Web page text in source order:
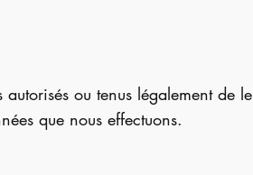
ou tenus légalement de le
que nous effectuons.